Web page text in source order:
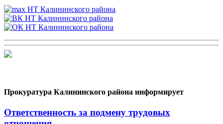
Прокуратура Калининского района информирует
Ответственность за подмену трудовых